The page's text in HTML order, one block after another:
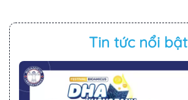
Tin tức nổi bật